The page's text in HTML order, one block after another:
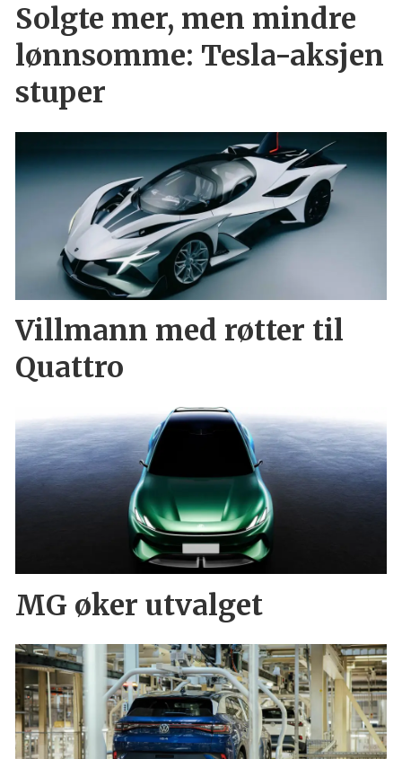
Solgte mer, men mindre
lønnsomme: Tesla-aksjen
stuper
Villmann med røtter til
Quattro
MG øker utvalget